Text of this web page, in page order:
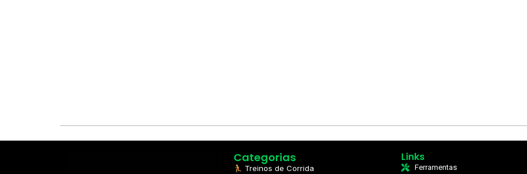
Categorias
Treinos de Corrida
Links
Ferramentas